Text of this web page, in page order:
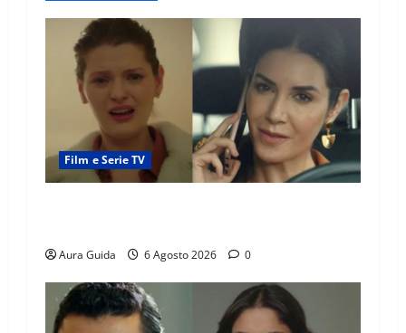
Film e Serie TV
Aura Guida 6 Agosto 2026 0